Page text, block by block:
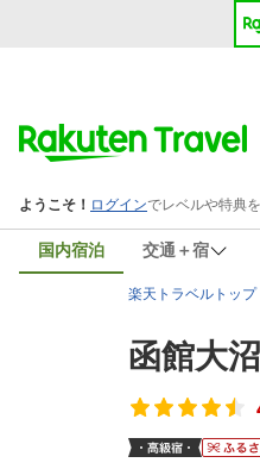
国内宿泊 交通＋宿
楽天トラベルトップ
函館大